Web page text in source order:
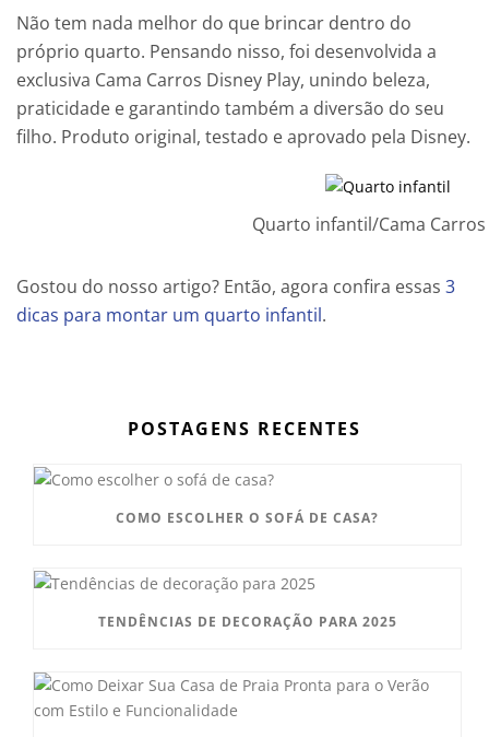
Não tem nada melhor do que brincar dentro do
próprio quarto. Pensando nisso, foi desenvolvida a
exclusiva Cama Carros Disney Play, unindo beleza,
praticidade e garantindo também a diversão do seu
filho. Produto original, testado e aprovado pela Disney.
Quarto infantil/Cama Carros
Gostou do nosso artigo? Então, agora confira essas 3
dicas para montar um quarto infantil.
POSTAGENS RECENTES
COMO ESCOLHER O SOFÁ DE CASA?
TENDÊNCIAS DE DECORAÇÃO PARA 2025